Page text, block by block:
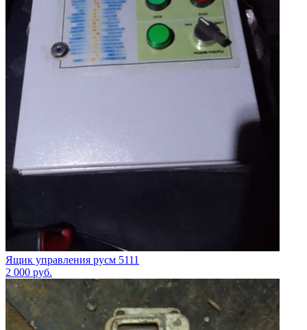
Ящик управления русм 5111
2 000 руб.